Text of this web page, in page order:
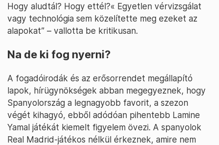
Hogy aludtál? Hogy ettél?« Egyetlen vérvizsgálat
vagy technológia sem közelítette meg ezeket az
alapokat” – vallotta be kritikusan.
Na de ki fog nyerni?
A fogadóirodák és az erősorrendet megállapító
lapok, hírügynökségek abban megegyeznek, hogy
Spanyolország a legnagyobb favorit, a szezon
végét kihagyó, ebből adódóan pihentebb Lamine
Yamal játékát kiemelt figyelem övezi. A spanyolok
Real Madrid-játékos nélkül érkeznek, amire nem